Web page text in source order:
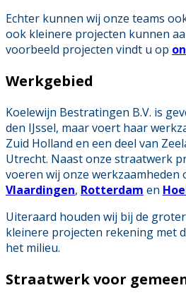
Echter kunnen wij onze teams
ook kleinere projecten kunnen
voorbeeld projecten vindt u op
Werkgebied
Koelewijn Bestratingen B.V. is
den IJssel, maar voert haar
Zuid Holland en een deel van
Utrecht. Naast onze straatwerk
voeren wij onze
Vlaardingen, Rotterdam en
Uiteraard houden wij bij de
kleinere projecten rekening met
het milieu.
Straatwerk voor